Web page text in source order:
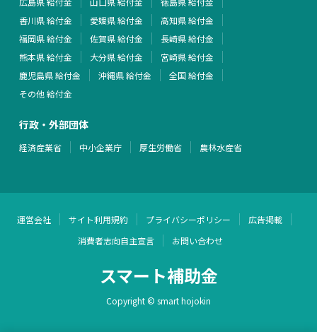
香川県 給付金
愛媛県 給付金
高知県 給付金
福岡県 給付金
佐賀県 給付金
長崎県 給付金
熊本県 給付金
大分県 給付金
宮崎県 給付金
鹿児島県 給付金
沖縄県 給付金
全国 給付金
その他 給付金
行政・外部団体
経済産業省 中小企業庁 厚生労働省 農林水産省
運営会社 サイト利用規約 プライバシーポリシー
広告掲載
消費者志向自主宣言
お問い合わせ
スマート補助金
Copyright © smart hojokin